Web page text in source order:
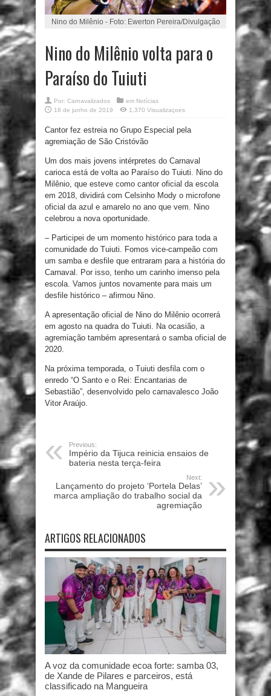
Nino do Milênio - Foto: Ewerton Pereira/Divulgação
Nino do Milênio volta para o
Paraíso do Tuiuti
Por: Carnavalizados em Notícias
18 de junho de 2019
1,370 Visualizaçoes
Cantor fez estreia no Grupo Especial pela
agremiação de São Cristóvão
Um dos mais jovens intérpretes do Carnaval
carioca está de volta ao Paraíso do Tuiuti. Nino do
Milênio, que esteve como cantor oficial da escola
em 2018, dividirá com Celsinho Mody o microfone
oficial da azul e amarelo no ano que vem. Nino
celebrou a nova oportunidade.
– Participei de um momento histórico para toda a
comunidade do Tuiuti. Fomos vice-campeão com
um samba e desfile que entraram para a história do
Carnaval. Por isso, tenho um carinho imenso pela
escola. Vamos juntos novamente para mais um
desfile histórico – afirmou Nino.
A apresentação oficial de Nino do Milênio ocorrerá
em agosto na quadra do Tuiuti. Na ocasião, a
agremiação também apresentará o samba oficial de
2020.
Na próxima temporada, o Tuiuti desfila com o
enredo “O Santo e o Rei: Encantarias de
Sebastião”, desenvolvido pelo carnavalesco João
Vitor Araújo.
Previous:
Império da Tijuca reinicia ensaios de
bateria nesta terça-feira
Next:
Lançamento do projeto ‘Portela Delas’
marca ampliação do trabalho social da
agremiação
ARTIGOS RELACIONADOS
A voz da comunidade ecoa forte: samba 03,
de Xande de Pilares e parceiros, está
classificado na Mangueira